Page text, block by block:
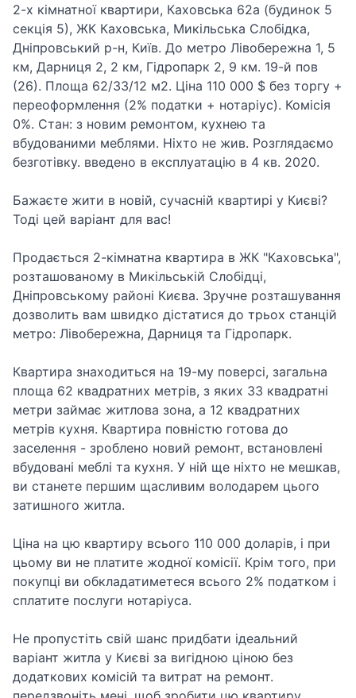
2-х кімнатної квартири, Каховська 62а (будинок 5
секція 5), ЖК Каховська, Микільська Слобідка,
Дніпровський р-н, Київ. До метро Лівобережна 1, 5
км, Дарниця 2, 2 км, Гідропарк 2, 9 км. 19-й пов
(26). Площа 62/33/12 м2. Ціна 110 000 $ без торгу +
переоформлення (2% податки + нотаріус). Комісія
0%. Стан: з новим ремонтом, кухнею та
вбудованими меблями. Ніхто не жив. Розглядаємо
безготівку. введено в експлуатацію в 4 кв. 2020.
Бажаєте жити в новій, сучасній квартирі у Києві?
Тоді цей варіант для вас!
Продається 2-кімнатна квартира в ЖК "Каховська",
розташованому в Микільській Слобідці,
Дніпровському районі Києва. Зручне розташування
дозволить вам швидко дістатися до трьох станцій
метро: Лівобережна, Дарниця та Гідропарк.
Квартира знаходиться на 19-му поверсі, загальна
площа 62 квадратних метрів, з яких 33 квадратні
метри займає житлова зона, а 12 квадратних
метрів кухня. Квартира повністю готова до
заселення - зроблено новий ремонт, встановлені
вбудовані меблі та кухня. У ній ще ніхто не мешкав,
ви станете першим щасливим володарем цього
затишного житла.
Ціна на цю квартиру всього 110 000 доларів, і при
цьому ви не платите жодної комісії. Крім того, при
покупці ви обкладатиметеся всього 2% податком і
сплатите послуги нотаріуса.
Не пропустіть свій шанс придбати ідеальний
варіант житла у Києві за вигідною ціною без
додаткових комісій та витрат на ремонт.